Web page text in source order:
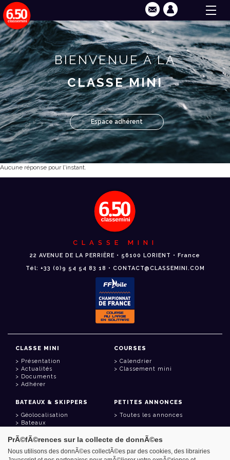
BIENVENUE À LA
CLASSE MINI
Espace adhérent
Aucune réponse pour l'instant.
CLASSE MINI
22 AVENUE DE LA PERRIÈRE • 56100 LORIENT • France
Tél: +33 (0)9 54 54 83 18 • CONTACT@CLASSEMINI.COM
CLASSE MINI
Présentation
Actualités
Documents
Adhérer
COURSES
Calendrier
Classement mini
BATEAUX & SKIPPERS
Géolocalisation
Bateaux
PETITES ANNONCES
Toutes les annonces
LIENS UTILES
PrÃ©fÃ©rences sur la collecte de donnÃ©es
Nous utilisons des donnÃ©es collectÃ©es par des cookies, des librairies